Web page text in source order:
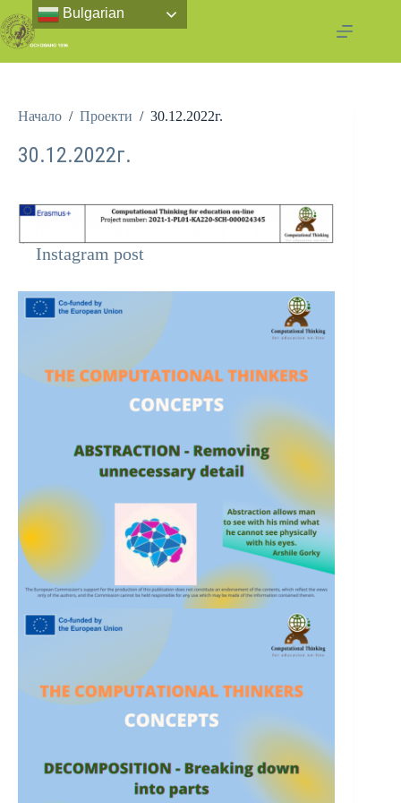
Начало / Проекти / 30.12.2022г.
30.12.2022г.
Instagram post
Bulgarian